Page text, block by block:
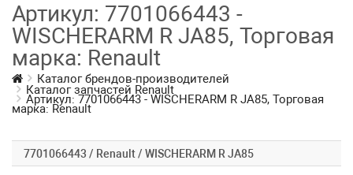
Артикул: 7701066443 -
WISCHERARM R JA85, Торговая
марка: Renault
Каталог брендов-производителей
Каталог запчастей Renault
Артикул: 7701066443 - WISCHERARM R JA85, Торговая
марка: Renault
7701066443 / Renault / WISCHERARM R JA85